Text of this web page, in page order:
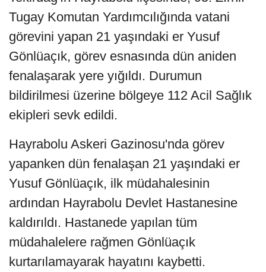
Tugay Komutan Yardımcılığında vatani
görevini yapan 21 yaşındaki er Yusuf
Gönlüaçık, görev esnasında dün aniden
fenalaşarak yere yığıldı. Durumun
bildirilmesi üzerine bölgeye 112 Acil Sağlık
ekipleri sevk edildi.
Hayrabolu Askeri Gazinosu'nda görev
yapanken dün fenalaşan 21 yaşındaki er
Yusuf Gönlüaçık, ilk müdahalesinin
ardından Hayrabolu Devlet Hastanesine
kaldırıldı. Hastanede yapılan tüm
müdahalelere rağmen Gönlüaçık
kurtarılamayarak hayatını kaybetti.